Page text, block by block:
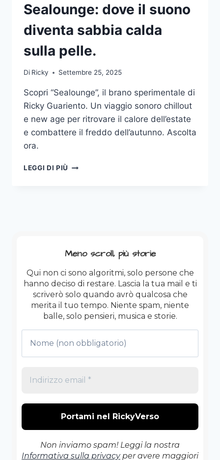
Sealounge: dove il suono
diventa sabbia calda
sulla pelle.
Di Ricky Settembre 25, 2025
Scopri “Sealounge”, il brano sperimentale di
Ricky Guariento. Un viaggio sonoro chillout
e new age per ritrovare il calore dell’estate
e combattere il freddo dell’autunno. Ascolta
ora.
LEGGI DI PIÙ SEALOUNGE:
Meno scroll, più storie
Qui non ci sono algoritmi, solo persone che
hanno deciso di restare. Lascia la tua mail e ti
scriverò solo quando avrò qualcosa che
merita il tuo tempo. Niente spam, niente
balle, solo pensieri, musica e storie.
Non inviamo spam! Leggi la nostra
Informativa sulla privacyper avere maggiori